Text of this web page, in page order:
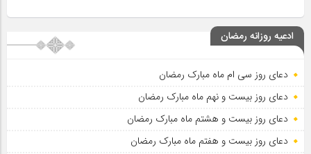
ادعیه روزانه رمضان
دعای روز سی ام ماه مبارک رمضان
دعای روز بیست و نهم ماه مبارک رمضان
دعای روز بیست و هشتم ماه مبارک رمضان
دعای روز بیست و هفتم ماه مبارک رمضان